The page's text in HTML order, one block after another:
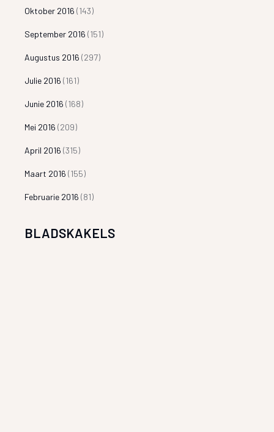
Oktober 2016 (143)
September 2016 (151)
Augustus 2016 (297)
Julie 2016 (161)
Junie 2016 (168)
Mei 2016 (209)
April 2016 (315)
Maart 2016 (155)
Februarie 2016 (81)
BLADSKAKELS